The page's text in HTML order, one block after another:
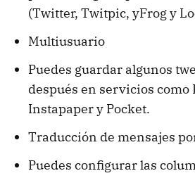
(Twitter, Twitpic, yFrog y
Multiusuario
Puedes guardar algunos
después en servicios como
Instapaper y Pocket.
Traducción de mensajes
Puedes configurar las